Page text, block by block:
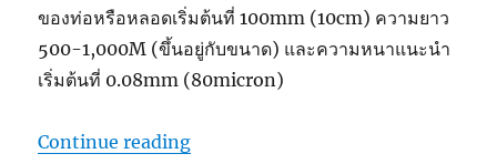
ของท่อหรือหลอดเริ่มต้นที่ 100mm (10cm) ความยาว
500-1,000M (ขึ้นอยู่กับขนาด) และความหนาแนะนำ
เริ่มต้นที่ 0.08mm (80micron)
Continue reading“ม้วนท่อพลาสติกกันสนิม”